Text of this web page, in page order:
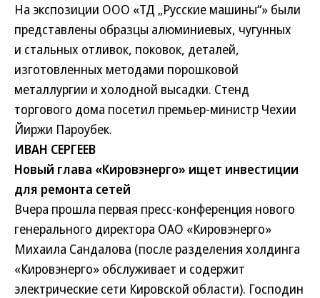
На экспозиции ООО «ТД „Русские машины“» были
представлены образцы алюминиевых, чугунных
и стальных отливок, поковок, деталей,
изготовленных методами порошковой
металлургии и холодной высадки. Стенд
торгового дома посетил премьер-министр Чехии
Йиржи Пароубек.
ИВАН СЕРГЕЕВ
Новый глава «Кировэнерго» ищет инвестиции
для ремонта сетей
Вчера прошла первая пресс-конференция нового
генерального директора ОАО «Кировэнерго»
Михаила Сандалова (после разделения холдинга
«Кировэнерго» обслуживает и содержит
электрические сети Кировской области). Господин